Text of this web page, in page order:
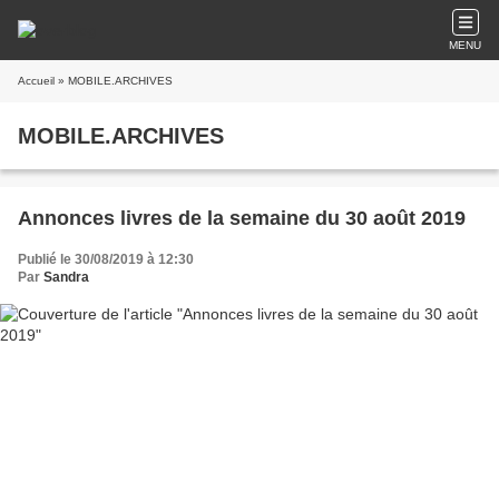
MENU
Accueil » MOBILE.ARCHIVES
MOBILE.ARCHIVES
Annonces livres de la semaine du 30 août 2019
Publié le 30/08/2019 à 12:30
Par Sandra